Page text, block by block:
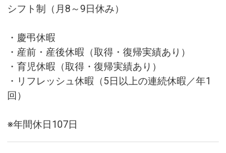
シフト制（月8～9日休み）
・慶弔休暇
・産前・産後休暇（取得・復帰実績あり）
・育児休暇（取得・復帰実績あり）
・リフレッシュ休暇（5日以上の連続休暇／年1
回）
※年間休日107日